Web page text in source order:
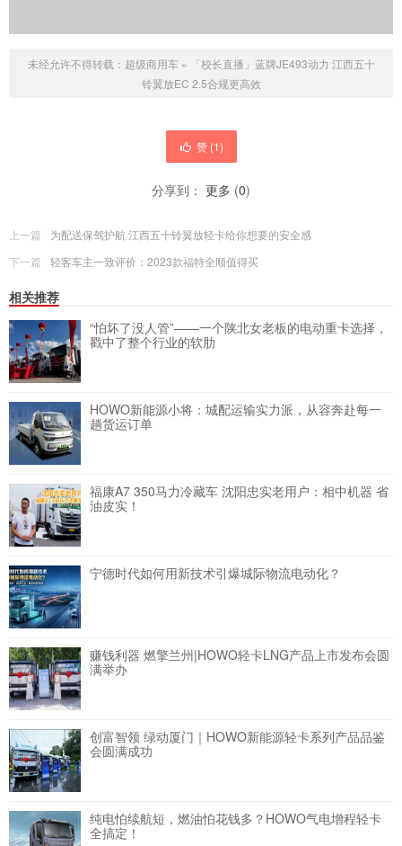
未经允许不得转载： 超级商用车»
「校长直播」蓝牌JE493动力 江西五十
铃翼放EC 2.5合规更高效
赞 (1)
分享到： 更多 (0)
上一篇
为配送保驾护航 江西五十铃翼放轻卡给你想要的安全感
下一篇
轻客车主一致评价：2023款福特全顺值得买
相关推荐
“怕坏了没人管”——一个陕北女老板的电动重卡选择，
戳中了整个行业的软肋
HOWO新能源小将：城配运输实力派，从容奔赴每一
趟货运订单
福康A7 350马力冷藏车 沈阳忠实老用户：相中机器 省
油皮实！
宁德时代如何用新技术引爆城际物流电动化？
赚钱利器 燃擎兰州|HOWO轻卡LNG产品上市发布会圆
满举办
创富智领 绿动厦门｜HOWO新能源轻卡系列产品品鉴
会圆满成功
纯电怕续航短，燃油怕花钱多？HOWO气电增程轻卡
全搞定！